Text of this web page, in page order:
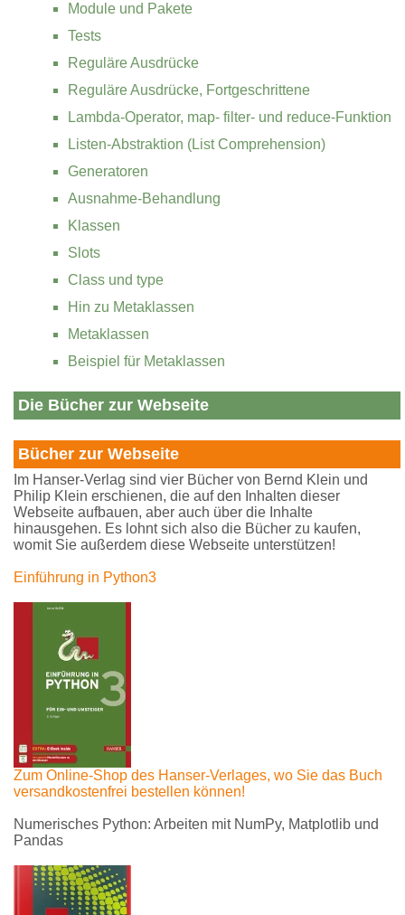
Module und Pakete
Tests
Reguläre Ausdrücke
Reguläre Ausdrücke, Fortgeschrittene
Lambda-Operator, map- filter- und reduce-Funktion
Listen-Abstraktion (List Comprehension)
Generatoren
Ausnahme-Behandlung
Klassen
Slots
Class und type
Hin zu Metaklassen
Metaklassen
Beispiel für Metaklassen
Die Bücher zur Webseite
Bücher zur Webseite
Im Hanser-Verlag sind vier Bücher von Bernd Klein und
Philip Klein erschienen, die auf den Inhalten dieser
Webseite aufbauen, aber auch über die Inhalte
hinausgehen. Es lohnt sich also die Bücher zu kaufen,
womit Sie außerdem diese Webseite unterstützen!
Einführung in Python3
Zum Online-Shop des Hanser-Verlages, wo Sie das Buch
versandkostenfrei bestellen können!
Numerisches Python: Arbeiten mit NumPy, Matplotlib und
Pandas